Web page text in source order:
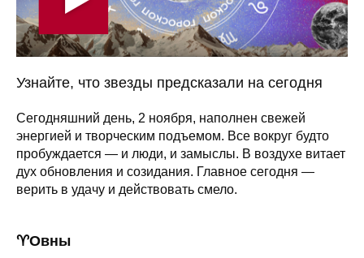
Узнайте, что звезды предсказали на сегодня
Сегодняшний день, 2 ноября, наполнен свежей
энергией и творческим подъемом. Все вокруг будто
пробуждается — и люди, и замыслы. В воздухе витает
дух обновления и созидания. Главное сегодня —
верить в удачу и действовать смело.
♈️Овны